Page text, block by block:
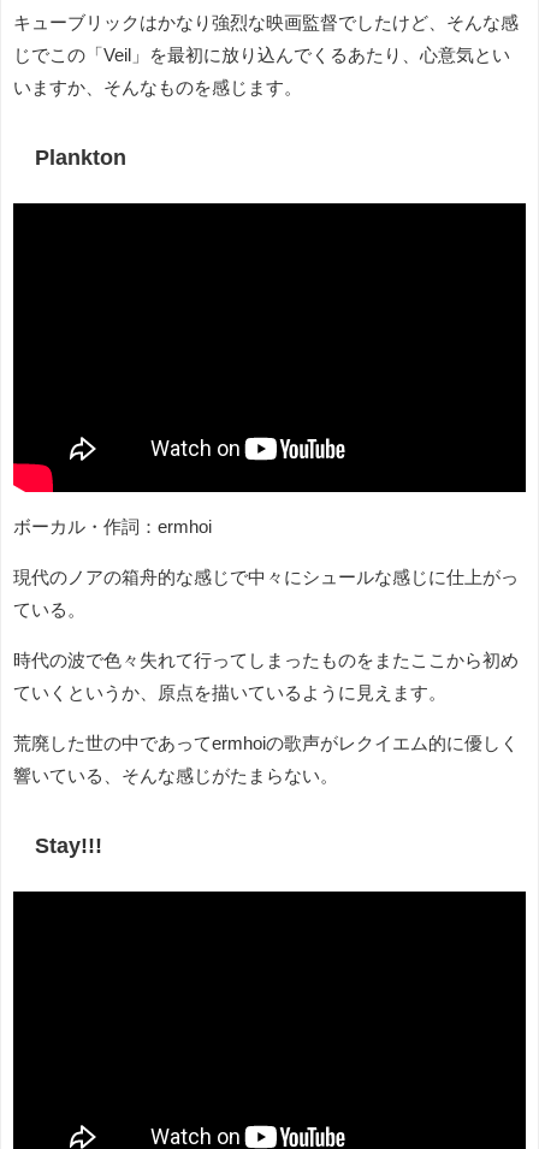
キューブリックはかなり強烈な映画監督でしたけど、そんな感
じでこの「Veil」を最初に放り込んでくるあたり、心意気とい
いますか、そんなものを感じます。
Plankton
ボーカル・作詞：ermhoi
現代のノアの箱舟的な感じで中々にシュールな感じに仕上がっ
ている。
時代の波で色々失れて行ってしまったものをまたここから初め
ていくというか、原点を描いているように見えます。
荒廃した世の中であってermhoiの歌声がレクイエム的に優しく
響いている、そんな感じがたまらない。
Stay!!!